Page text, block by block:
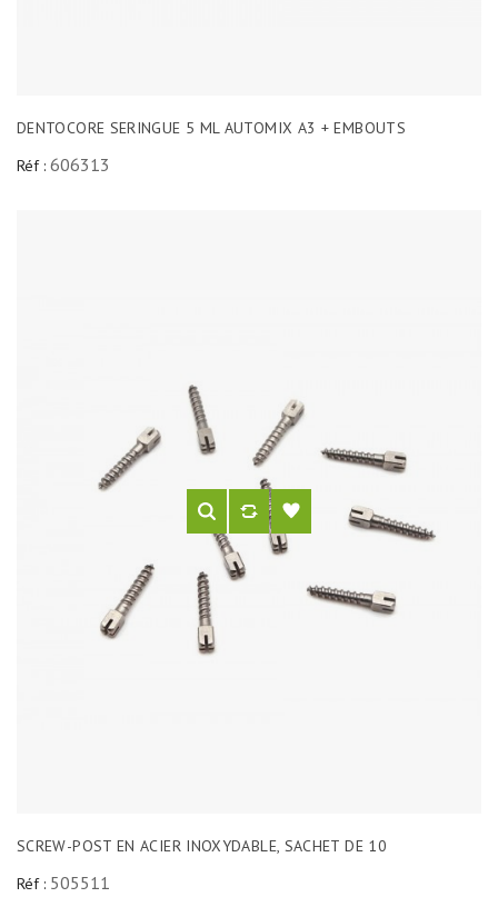
DENTOCORE SERINGUE 5 ML AUTOMIX A3 + EMBOUTS
Réf : 606313
SCREW-POST EN ACIER INOXYDABLE, SACHET DE 10
Réf : 505511